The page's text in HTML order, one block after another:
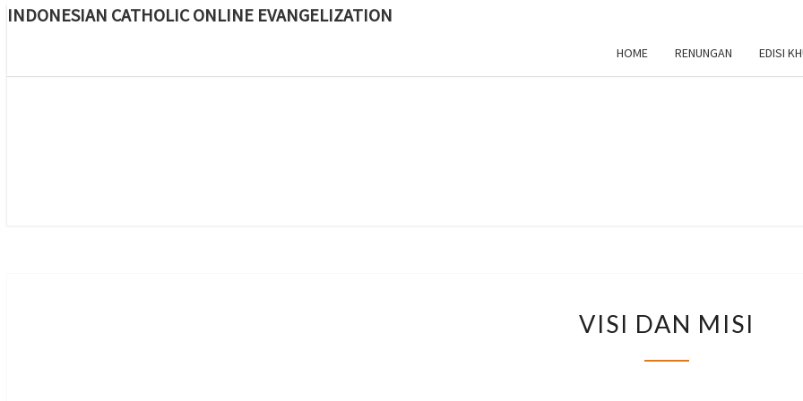
Skip
content
INDONESIAN CATHOLIC ONLINE EVANGELIZATION
HOME RENUNGAN EDISI
DAN
MISI
VISI DAN MISI